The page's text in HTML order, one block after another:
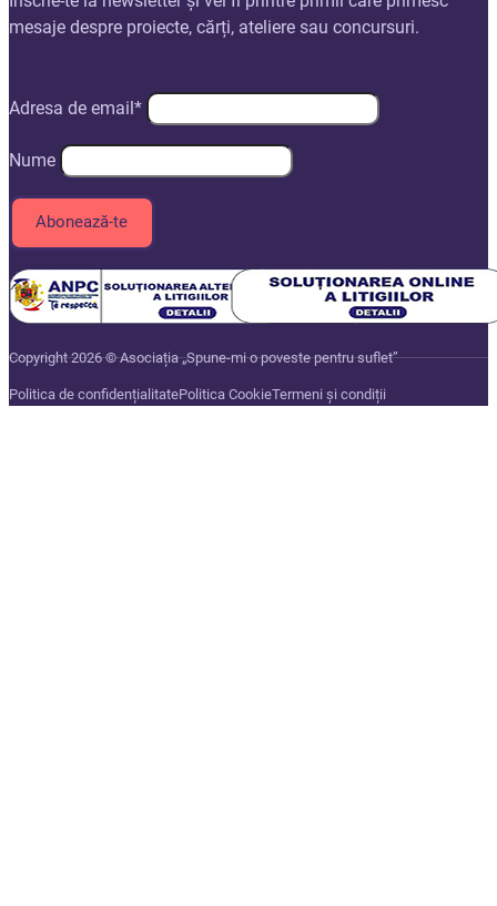
mesaje despre proiecte, cărți, ateliere sau concursuri.
Adresa de email*
Nume
Copyright 2026 © Asociația „Spune-mi o poveste pentru suflet”
Politica de confidențialitatePolitica CookieTermeni și condiții